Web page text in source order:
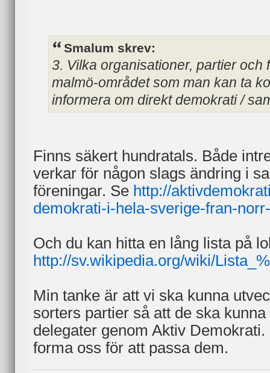
Smalum skrev:
3. Vilka organisationer, partier och
malmö-området som man kan ta
informera om direkt demokrati /
Finns säkert hundratals. Både
verkar för någon slags ändring i
föreningar. Se http://
demokrati-i-hela-sverige-fran-
Och du kan hitta en lång lista på
http://sv.wikipedia.org/wiki/
Min tanke är att vi ska kunna
sorters partier så att de ska
delegater genom Aktiv
forma oss för att passa dem.